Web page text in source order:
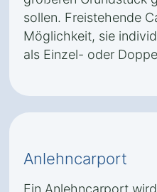
sollen. Freistehende
Möglichkeit, sie
als Einzel- oder
Anlehncarport
Ein Anlehncarport